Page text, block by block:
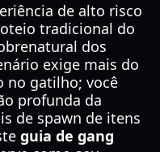
de alto risco
tradicional do
dos
exige mais do
no gatilho; você
profunda da
de spawn de itens
guia de gang